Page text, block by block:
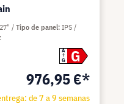
A
G
G
976,95 €*
de 7 a 9 semanas
27" Tipo de panel IPS